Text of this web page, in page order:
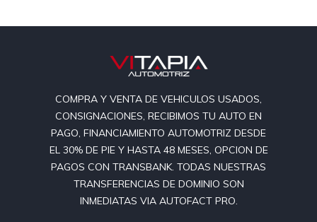
COMPRA Y VENTA DE VEHICULOS USADOS,
CONSIGNACIONES, RECIBIMOS TU AUTO EN
PAGO, FINANCIAMIENTO AUTOMOTRIZ DESDE
EL 30% DE PIE Y HASTA 48 MESES, OPCION DE
PAGOS CON TRANSBANK. TODAS NUESTRAS
TRANSFERENCIAS DE DOMINIO SON
INMEDIATAS VIA AUTOFACT PRO.